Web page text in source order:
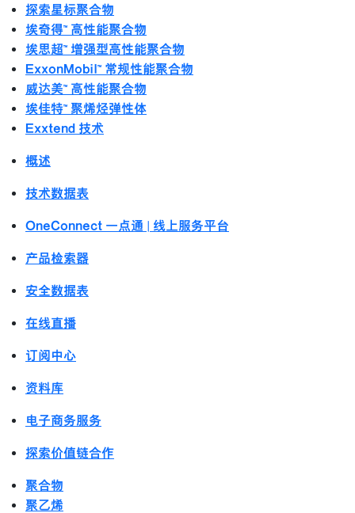
探索星标聚合物
埃奇得™ 高性能聚合物
埃思超™ 增强型高性能聚合物
ExxonMobil™ 常规性能聚合物
威达美™ 高性能聚合物
埃佳特™ 聚烯烃弹性体
Exxtend 技术
概述
技术数据表
OneConnect 一点通 | 线上服务平台
产品检索器
安全数据表
在线直播
订阅中心
资料库
电子商务服务
探索价值链合作
聚合物
聚乙烯